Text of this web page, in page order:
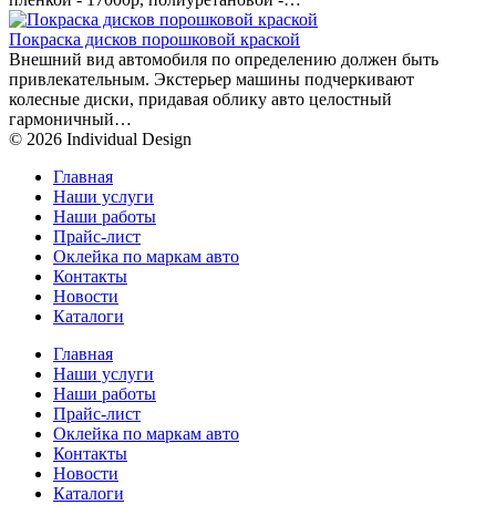
Покраска дисков порошковой краской
Внешний вид автомобиля по определению должен быть
привлекательным. Экстерьер машины подчеркивают
колесные диски, придавая облику авто целостный
гармоничный…
© 2026 Individual Design
Главная
Наши услуги
Наши работы
Прайс-лист
Оклейка по маркам авто
Контакты
Новости
Каталоги
Главная
Наши услуги
Наши работы
Прайс-лист
Оклейка по маркам авто
Контакты
Новости
Каталоги